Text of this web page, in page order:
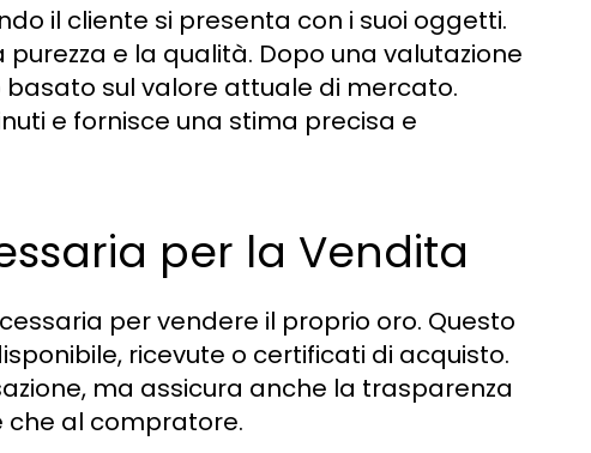
il cliente si presenta con i suoi oggetti.
e la qualità. Dopo una valutazione
sul valore attuale di mercato.
e fornisce una stima precisa e
per la Vendita
per vendere il proprio oro. Questo
ricevute o certificati di acquisto.
ma assicura anche la trasparenza
che al compratore.